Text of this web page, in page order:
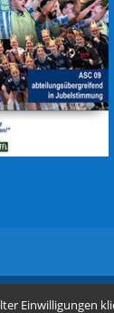
Einwilligungen